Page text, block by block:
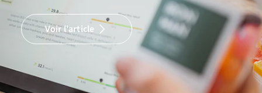
Voir l'article